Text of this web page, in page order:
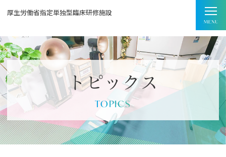
厚生労働省指定単独型臨床研修施設
トピックス
TOPICS